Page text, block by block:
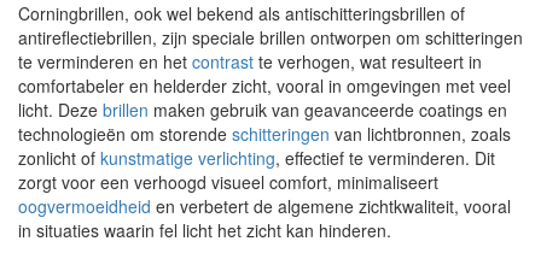
Social
media
Corningbrillen, ook wel bekend als antischitteringsbrillen of
antireflectiebrillen, zijn speciale brillen ontworpen om schitteringen
te verminderen en het contrast te verhogen, wat resulteert in
comfortabeler en helderder zicht, vooral in omgevingen met veel
licht. Deze brillen maken gebruik van geavanceerde coatings en
technologieën om storende schitteringen van lichtbronnen, zoals
zonlicht of kunstmatige verlichting, effectief te verminderen. Dit
zorgt voor een verhoogd visueel comfort, minimaliseert
oogvermoeidheid en verbetert de algemene zichtkwaliteit, vooral
in situaties waarin fel licht het zicht kan hinderen.